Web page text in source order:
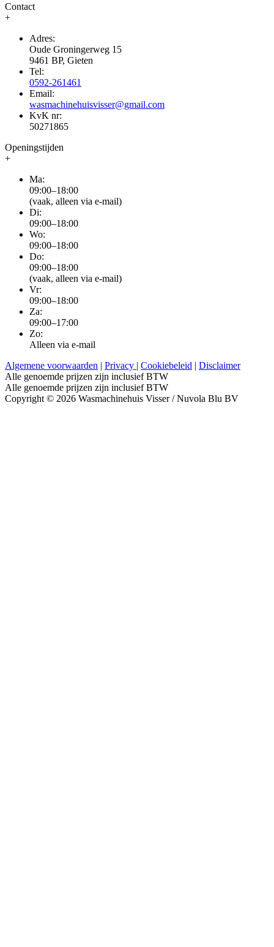
Contact
+
Adres:
Oude Groningerweg 15
9461 BP, Gieten
Tel:
0592-261461
Email:
wasmachinehuisvisser@gmail.com
KvK nr:
50271865
Openingstijden
+
Ma:
09:00–18:00
(vaak, alleen via e-mail)
Di:
09:00–18:00
Wo:
09:00–18:00
Do:
09:00–18:00
(vaak, alleen via e-mail)
Vr:
09:00–18:00
Za:
09:00–17:00
Zo:
Alleen via e-mail
Algemene voorwaarden | Privacy | Cookiebeleid | Disclaimer
Alle genoemde prijzen zijn inclusief BTW
Alle genoemde prijzen zijn inclusief BTW
Copyright © 2026 Wasmachinehuis Visser / Nuvola Blu BV